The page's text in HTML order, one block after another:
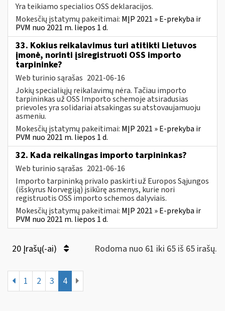
Yra teikiamo specialios OSS deklaracijos.
Mokesčių įstatymų pakeitimai: MĮP 2021 » E-prekyba ir
PVM nuo 2021 m. liepos 1 d.
33. Kokius reikalavimus turi atitikti Lietuvos
įmonė, norinti įsiregistruoti OSS importo
tarpininke?
Web turinio sąrašas 2021-06-16
Jokių specialiųjų reikalavimų nėra. Tačiau importo
tarpininkas už OSS Importo schemoje atsiradusias
prievoles yra solidariai atsakingas su atstovaujamuoju
asmeniu.
Mokesčių įstatymų pakeitimai: MĮP 2021 » E-prekyba ir
PVM nuo 2021 m. liepos 1 d.
32. Kada reikalingas importo tarpininkas?
Web turinio sąrašas 2021-06-16
Importo tarpininką privalo paskirti už Europos Sąjungos
(išskyrus Norvegiją) įsikūrę asmenys, kurie nori
registruotis OSS importo schemos dalyviais.
Mokesčių įstatymų pakeitimai: MĮP 2021 » E-prekyba ir
PVM nuo 2021 m. liepos 1 d.
20 Įrašų(-ai) Rodoma nuo 61 iki 65 iš 65 irašų.
1 2 3 4